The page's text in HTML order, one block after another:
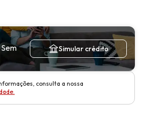
Simular crédito
consulta a nossa
.